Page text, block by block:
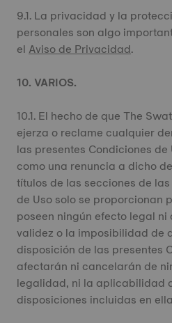
9.1. La privacidad y la
personales son algo
elAviso de Privacidad.
10. VARIOS.
10.1. El hecho de que The
ejerza o reclame cualquier
las presentes Condiciones
como una renuncia a dicho
títulos de las secciones de
de Uso solo se proporcionan
poseen ningún efecto legal
validez o la imposibilidad de
disposición de las presentes
afectarán ni cancelarán de
legalidad, ni la aplicabilidad
disposiciones incluidas en